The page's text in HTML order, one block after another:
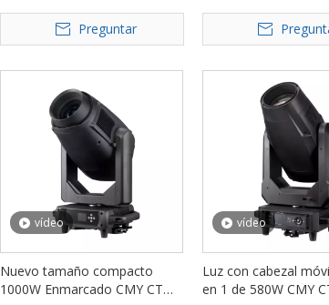
Preguntar
vídeo
Nuevo tamaño compacto
1000W Enmarcado CMY CTO
vídeo
Luz con cabezal
en 1 de 580W CMY